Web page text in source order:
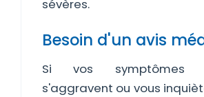
sévères.
Besoin d'un avis
Si vos symptômes
s'aggravent ou vous